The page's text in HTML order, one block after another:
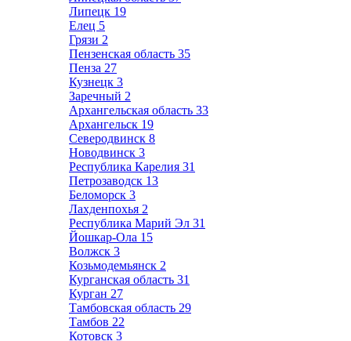
Липецк 19
Елец 5
Грязи 2
Пензенская область 35
Пенза 27
Кузнецк 3
Заречный 2
Архангельская область 33
Архангельск 19
Северодвинск 8
Новодвинск 3
Республика Карелия 31
Петрозаводск 13
Беломорск 3
Лахденпохья 2
Республика Марий Эл 31
Йошкар-Ола 15
Волжск 3
Козьмодемьянск 2
Курганская область 31
Курган 27
Тамбовская область 29
Тамбов 22
Котовск 3